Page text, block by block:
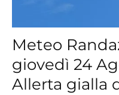
Meteo
giovedì 24
Allerta gialla